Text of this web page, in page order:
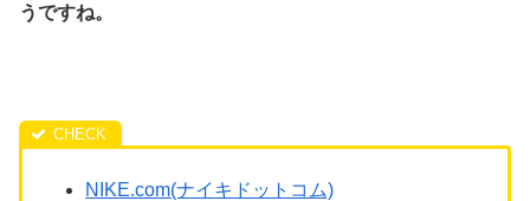
うですね。
NIKE.com(ナイキドットコム)